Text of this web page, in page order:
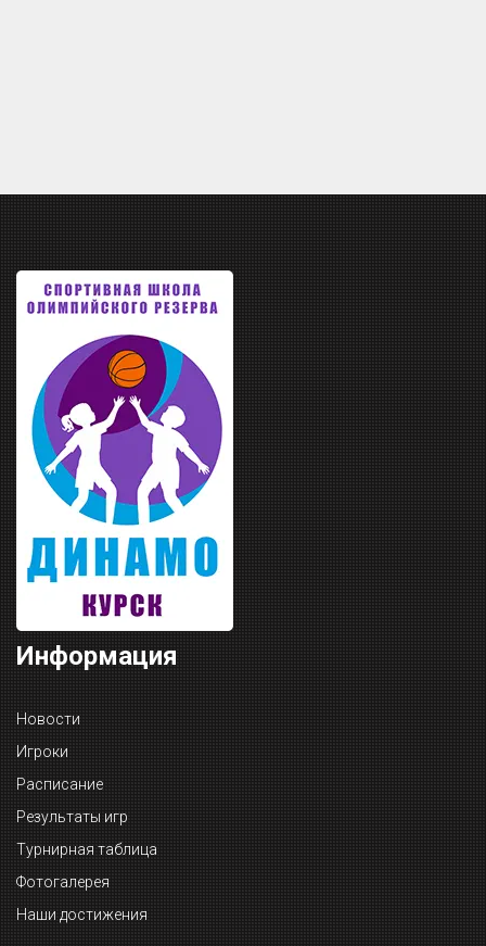
Информация
Новости
Игроки
Расписание
Результаты игр
Турнирная таблица
Фотогалерея
Наши достижения